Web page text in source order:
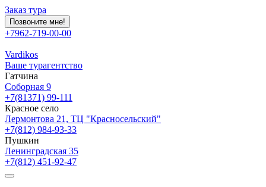
Заказ тура
Позвоните мне!
+7962-719-00-00
Vardikos
Ваше турагентство
Гатчина
Соборная 9
+7(81371) 99-111
Красное село
Лермонтова 21, ТЦ "Красносельский"
+7(812) 984-93-33
Пушкин
Ленинградская 35
+7(812) 451-92-47